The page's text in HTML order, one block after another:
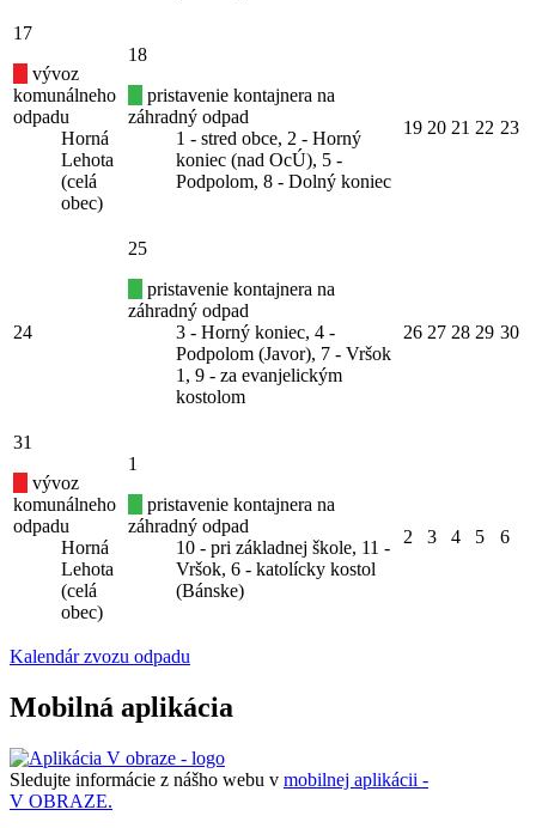
17
vývoz
komunálneho
odpadu
Horná
Lehota
(celá
obec)
18
pristavenie kontajnera na
záhradný odpad
1 - stred obce, 2 - Horný
koniec (nad OcÚ), 5 -
Podpolom, 8 - Dolný koniec
19 20 21 22 23
24
25
pristavenie kontajnera na
záhradný odpad
3 - Horný koniec, 4 -
Podpolom (Javor), 7 - Vršok
1, 9 - za evanjelickým
kostolom
26 27 28 29 30
31
vývoz
komunálneho
odpadu
Horná
Lehota
(celá
obec)
1
pristavenie kontajnera na
záhradný odpad
10 - pri základnej škole, 11 -
Vršok, 6 - katolícky kostol
(Bánske)
2 3 4 5 6
Kalendár zvozu odpadu
Mobilná aplikácia
Sledujte informácie z nášho webu v mobilnej aplikácii -
V OBRAZE.